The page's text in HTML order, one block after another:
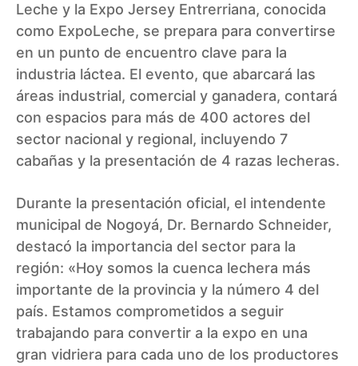
Leche y la Expo Jersey Entrerriana, conocida
como ExpoLeche, se prepara para convertirse
en un punto de encuentro clave para la
industria láctea. El evento, que abarcará las
áreas industrial, comercial y ganadera, contará
con espacios para más de 400 actores del
sector nacional y regional, incluyendo 7
cabañas y la presentación de 4 razas lecheras.
Durante la presentación oficial, el intendente
municipal de Nogoyá, Dr. Bernardo Schneider,
destacó la importancia del sector para la
región: «Hoy somos la cuenca lechera más
importante de la provincia y la número 4 del
país. Estamos comprometidos a seguir
trabajando para convertir a la expo en una
gran vidriera para cada uno de los productores